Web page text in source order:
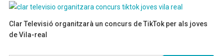
Clar Televisió organitzarà un concurs de TikTok per als joves
de Vila-real